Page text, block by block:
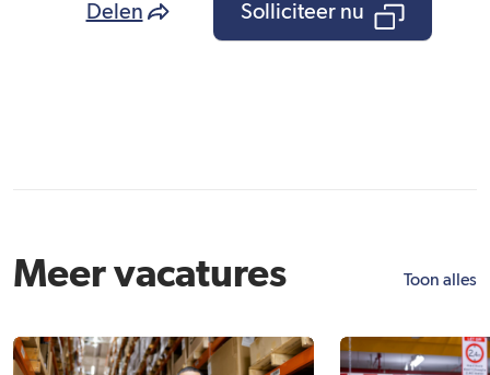
Delen Solliciteer nu
Meer vacatures Toon alles